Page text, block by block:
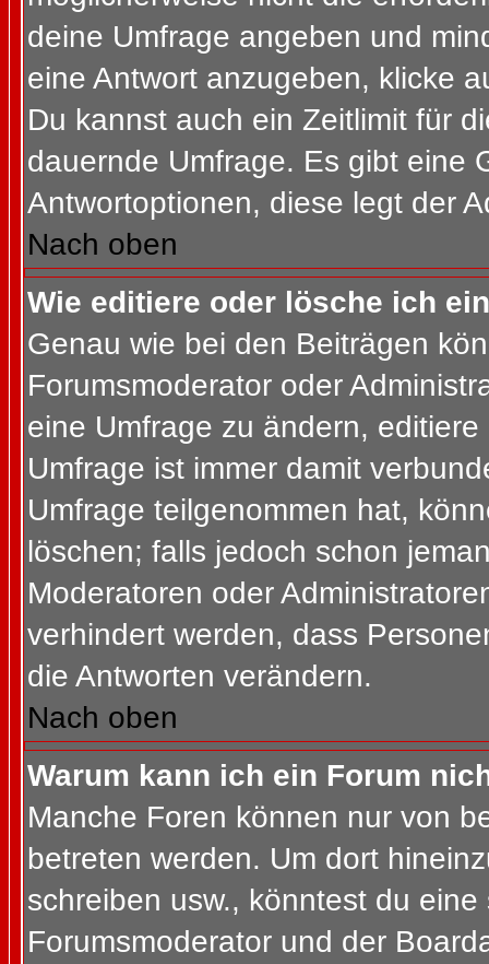
deine Umfrage angeben und
eine Antwort anzugeben, klicke
Du kannst auch ein Zeitlimit für
dauernde Umfrage. Es gibt eine
Antwortoptionen, diese legt der
Nach oben
Wie editiere oder lösche ich
Genau wie bei den Beiträgen
Forumsmoderator oder
eine Umfrage zu ändern,
Umfrage ist immer damit
Umfrage teilgenommen hat,
löschen; falls jedoch schon
Moderatoren oder
verhindert werden, dass
die Antworten verändern.
Nach oben
Warum kann ich ein Forum
Manche Foren können nur von
betreten werden. Um dort
schreiben usw., könntest du
Forumsmoderator und der